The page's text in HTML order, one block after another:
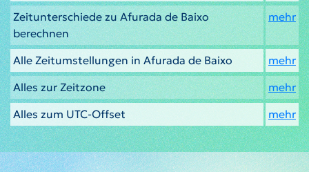
Zeitunterschiede zu Afurada de Baixo
berechnen
mehr
Alle Zeitumstellungen in Afurada de Baixo
mehr
Alles zur Zeitzone
mehr
Alles zum UTC-Offset
mehr